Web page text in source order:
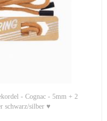
- Cognac - 5mm + 2
schwarz/silber ♥